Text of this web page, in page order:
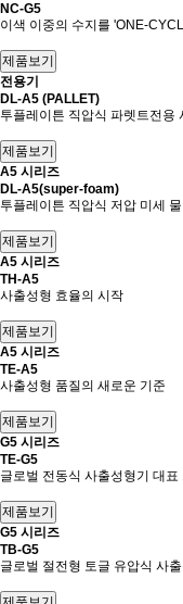
NC-G5
이색 이중의 수지를 'ONE-
전용기
DL-A5 (PALLET)
투플레이튼 직압식 파렛트전용
A5 시리즈
DL-A5(super-foam)
투플레이튼 직압식 저압 미세
A5 시리즈
TH-A5
사출성형 효율의 시작
A5 시리즈
TE-A5
사출성형 품질의 새로운 기준
G5 시리즈
TE-G5
글로벌 전동식 사출성형기 대표
G5 시리즈
TB-G5
글로벌 절전형 토글 유압식 사출